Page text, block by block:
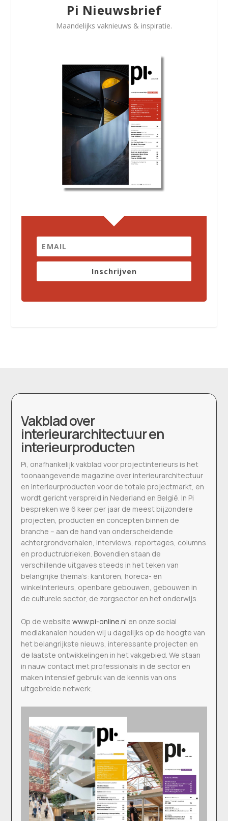
Pi Nieuwsbrief
Maandelijks vaknieuws & inspiratie.
Inschrijven
Vakblad over
interieurarchitectuur en
interieurproducten
Pi, onafhankelijk vakblad voor projectinterieurs is het
toonaangevende magazine over interieurarchitectuur
en interieurproducten voor de totale projectmarkt, en
wordt gericht verspreid in Nederland en België. In Pi
bespreken we 6 keer per jaar de meest bijzondere
projecten, producten en concepten binnen de
branche – aan de hand van onderscheidende
achtergrondverhalen, interviews, reportages, columns
en productrubrieken. Bovendien staan de
verschillende uitgaves steeds in het teken van
belangrijke thema’s: kantoren, horeca- en
winkelinterieurs, openbare gebouwen, gebouwen in
de culturele sector, de zorgsector en het onderwijs.
Op de websitewww.pi-online.nl en onze social
mediakanalen houden wij u dagelijks op de hoogte van
het belangrijkste nieuws, interessante projecten en
de laatste ontwikkelingen in het vakgebied. We staan
in nauw contact met professionals in de sector en
maken intensief gebruik van de kennis van ons
uitgebreide netwerk.